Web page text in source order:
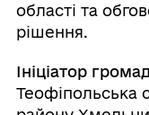
області та
рішення.
Ініціатор
Теофіпольська